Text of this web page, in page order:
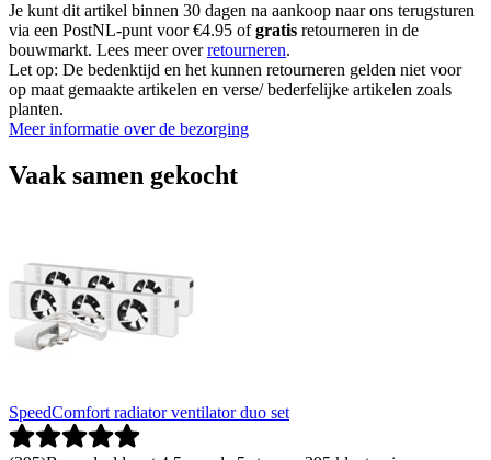
Je kunt dit artikel binnen 30 dagen na aankoop naar ons terugsturen
via een PostNL-punt voor €4.95 ofgratis retourneren in de
bouwmarkt. Lees meer overretourneren.
Let op: De bedenktijd en het kunnen retourneren gelden niet voor
op maat gemaakte artikelen en verse/ bederfelijke artikelen zoals
planten.
Meer informatie over de bezorging
Vaak samen gekocht
SpeedComfort radiator ventilator duo set